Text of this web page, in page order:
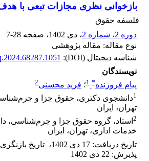
بازخوانی نظری مجازات تبعی با
فلسفه حقوق
دوره 2، شماره 2
، دی 1402 ، صفحه 7-28
نوع مقاله: مقاله پژوهشی
شناسه دیجیتال (DOI):
نویسندگان
پیام فروزنده*
1؛ فرید محسنی2
1دانشجوی دکتری، حقوق جزا و
تهران، ایران
2 استاد، گروه حقوق جزا و جرم‌شناسی،
خدمات اداری، تهران، ایران
تاریخ دریافت: 17 دی 1402 ، تاریخ بازنگری
پذیرش: 22 دی 1402